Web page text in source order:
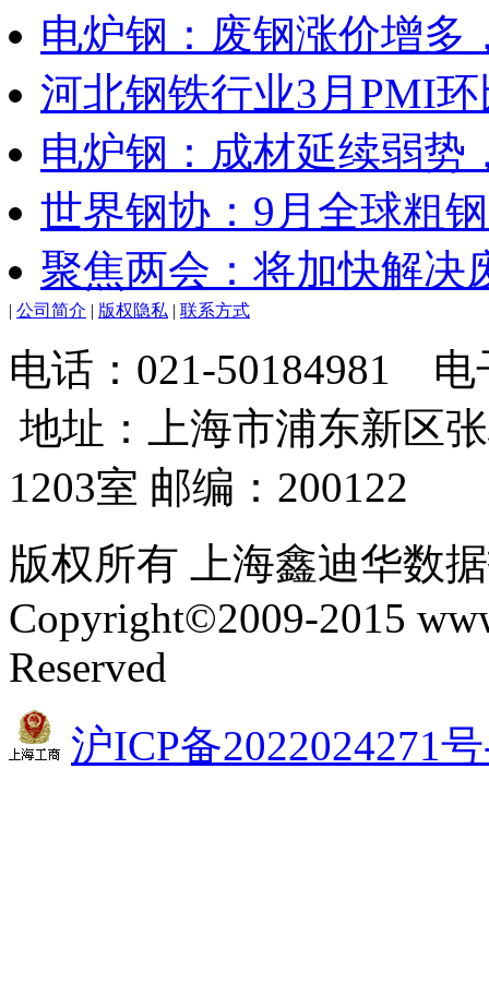
电炉钢：废钢涨价增多
河北钢铁行业3月PMI环
电炉钢：成材延续弱势
世界钢协：9月全球粗
聚焦两会：将加快解决
| 公司简介 | 版权隐私 | 联系方式
电话：021-50184981 电
地址：上海市浦东新区
1203室 邮编：200122
版权所有 上海鑫迪华数
Copyright©2009-2015
Reserved
沪ICP备2022024271